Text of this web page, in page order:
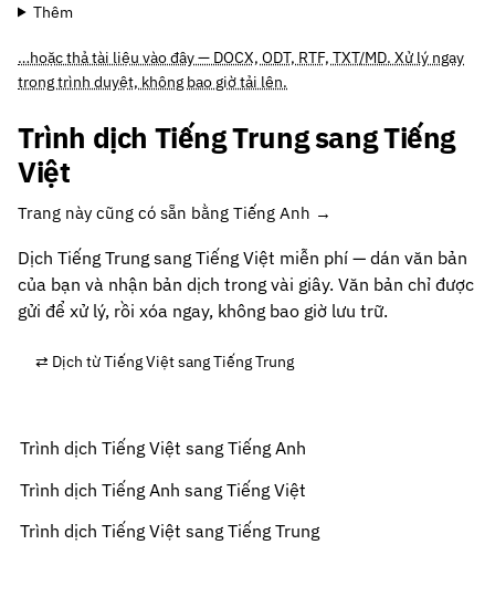
Trình dịch Tiếng Trung sang Tiếng
Việt
Trang này cũng có sẵn bằng Tiếng Anh →
Dịch Tiếng Trung sang Tiếng Việt miễn phí — dán văn bản
của bạn và nhận bản dịch trong vài giây. Văn bản chỉ được
gửi để xử lý, rồi xóa ngay, không bao giờ lưu trữ.
⇄ Dịch từ Tiếng Việt sang Tiếng Trung
Thêm
…hoặc thả tài liệu vào đây — DOCX, ODT, RTF, TXT/MD. Xử lý ngay
trong trình duyệt, không bao giờ tải lên.
Trình dịch Tiếng Việt sang Tiếng Anh
Trình dịch Tiếng Anh sang Tiếng Việt
Trình dịch Tiếng Việt sang Tiếng Trung